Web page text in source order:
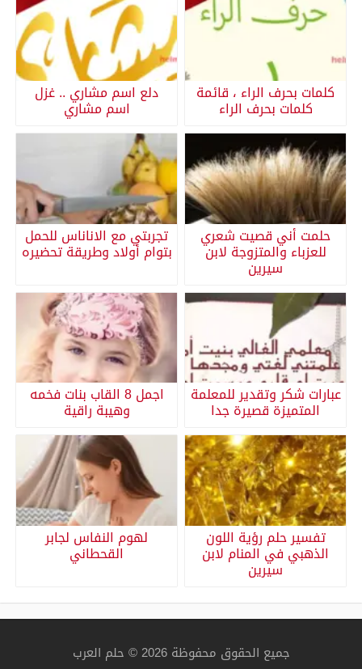
كلمات بحرف الراء ، قائمة
كلمات بحرف الراء
دلع اسم مشاري .. غزل
اسم مشاري
حلمت أني قصيت شعري
للعزباء والمتزوجة لابن
سيرين
تجربتي مع الاناناس للحمل
بتوام أولاد وطريقة تحضيره
عبارات شكر وتقدير للمعلمة
المتميزة قصيرة جدا
اجمل 8 القاب بنات فخمه
وهيبة راقية
تفسير حلم رؤية اللون
الذهبي في المنام لابن
سيرين
لهوم النفاس لجابر
القحطاني
جميع الحقوق محفوظة 2026 © حلم العرب